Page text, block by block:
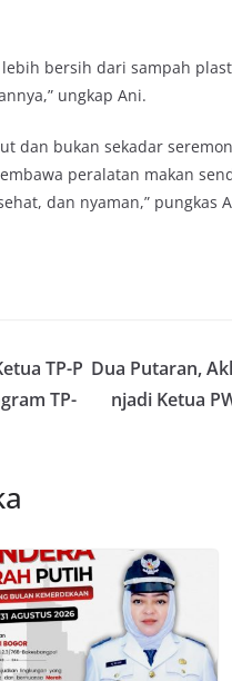
bersih dari sampah
ungkap Ani.
dan bukan sekadar
peralatan makan
dan nyaman,” pungkas
TP-P
TP-
Dua Putaran,
njadi Ketua